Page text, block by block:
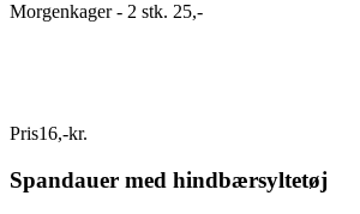
Morgenkager - 2 stk. 25,-
Pris16,-kr.
Spandauer med hindbærsyltetøj